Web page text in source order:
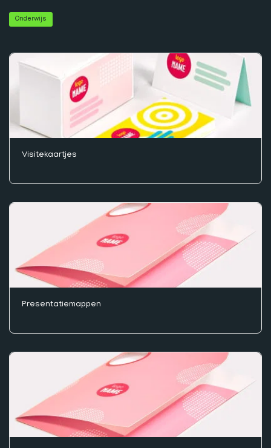
Onderwijs
Visitekaartjes
Presentatiemappen